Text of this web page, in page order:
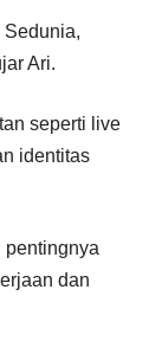
Sedunia,
Ari.
seperti live
identitas
pentingnya
dan